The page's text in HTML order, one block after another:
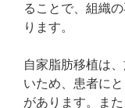
ることで、組織
ります。
自家脂肪移植は
いため、患者に
があります。ま